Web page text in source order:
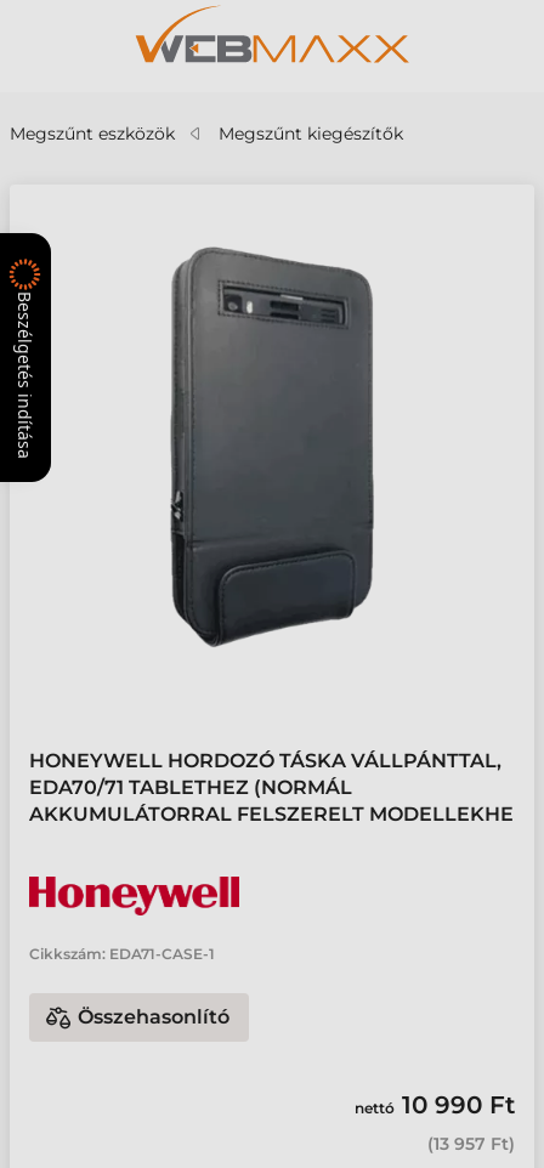
Megszűnt eszközök Megszűnt kiegészítők
HONEYWELL HORDOZÓ TÁSKA VÁLLPÁNTTAL,
EDA70/71 TABLETHEZ (NORMÁL
AKKUMULÁTORRAL FELSZERELT MODELLEKHE
Cikkszám: EDA71-CASE-1
Összehasonlító
nettó 10 990 Ft
(13 957 Ft)
Beszélgetés indítása